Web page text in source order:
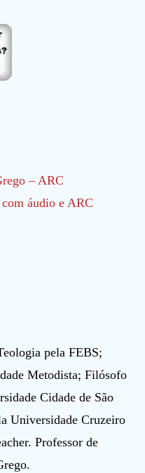
– ARC
áudio e ARC
pela FEBS;
Metodista; Filósofo
Cidade de São
Universidade Cruzeiro
Professor de